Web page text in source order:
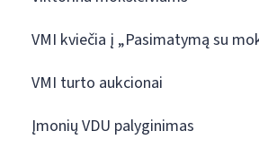
VMI kviečia į „Pasimatymą su
VMI turto aukcionai
Įmonių VDU palyginimas